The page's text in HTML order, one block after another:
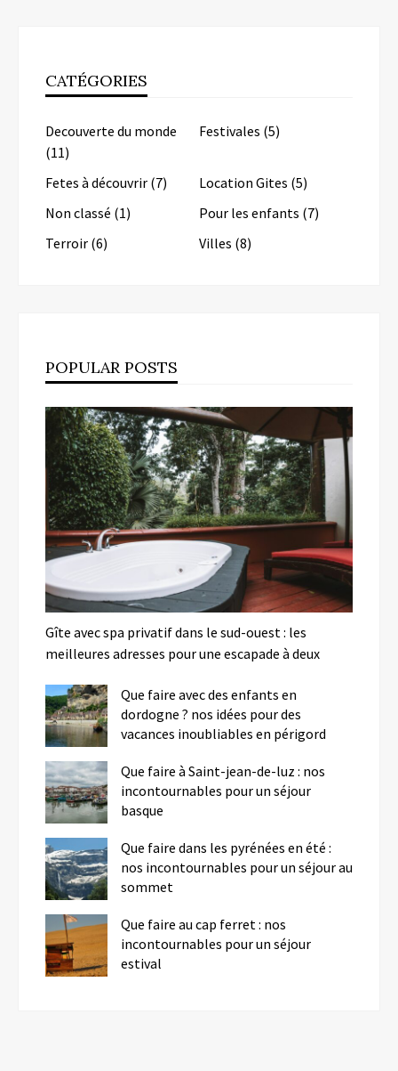
CATÉGORIES
Decouverte du monde
(11)
Festivales (5)
Fetes à découvrir (7) Location Gites (5)
Non classé (1) Pour les enfants (7)
Terroir (6) Villes (8)
POPULAR POSTS
Gîte avec spa privatif dans le sud-ouest : les
meilleures adresses pour une escapade à deux
Que faire avec des enfants en
dordogne ? nos idées pour des
vacances inoubliables en périgord
Que faire à Saint-jean-de-luz : nos
incontournables pour un séjour
basque
Que faire dans les pyrénées en été :
nos incontournables pour un séjour au
sommet
Que faire au cap ferret : nos
incontournables pour un séjour
estival